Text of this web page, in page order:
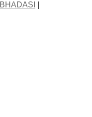
BHADASI